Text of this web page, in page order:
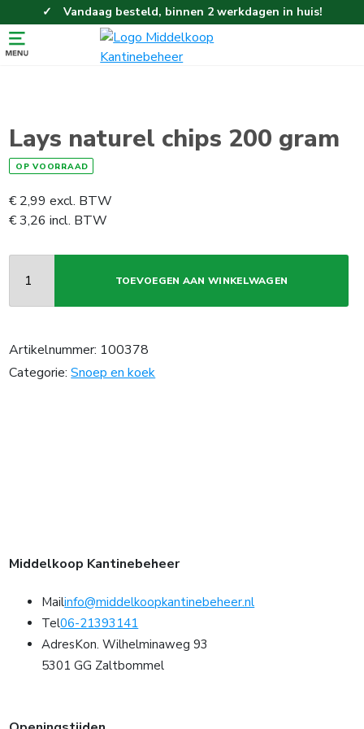
Vandaag besteld, binnen 2 werkdagen in huis!
Eenvoudig en gemakkelijk bestellen!
Gratis thuisbezorgd vanaf 100,-!
Lays naturel chips 200 gram
OP VOORRAAD
€ 2,99 excl. BTW
€3,26 incl. BTW
TOEVOEGEN AAN WINKELWAGEN
Artikelnummer: 100378
Categorie:Snoep en koek
Middelkoop Kantinebeheer
Mailinfo@middelkoopkantinebeheer.nl
Tel06-21393141
AdresKon. Wilhelminaweg 93
5301 GG Zaltbommel